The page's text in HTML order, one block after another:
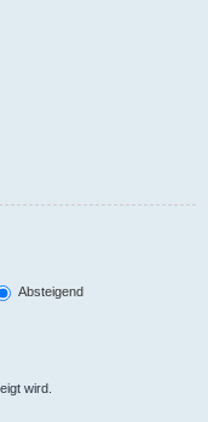
Absteigend
wird.